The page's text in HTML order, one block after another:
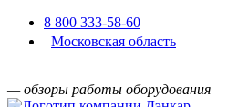
8 800 333-58-60
Московская область
— обзоры работы оборудования